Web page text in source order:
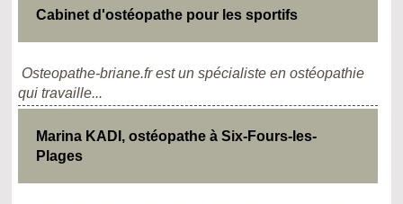
Cabinet d'ostéopathe pour les sportifs
Osteopathe-briane.fr est un spécialiste en ostéopathie
qui travaille...
Marina KADI, ostéopathe à Six-Fours-les-
Plages